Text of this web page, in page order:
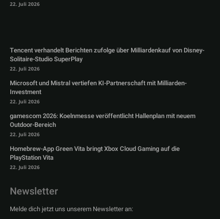
22. Juli 2026
Tencent verhandelt Berichten zufolge über Milliardenkauf von Disney-
Solitaire-Studio SuperPlay
22. Juli 2026
Microsoft und Mistral vertiefen KI-Partnerschaft mit Milliarden-
Investment
22. Juli 2026
gamescom 2026: Koelnmesse veröffentlicht Hallenplan mit neuem
Outdoor-Bereich
22. Juli 2026
Homebrew-App Green Vita bringt Xbox Cloud Gaming auf die
PlayStation Vita
22. Juli 2026
Newsletter
Melde dich jetzt uns unserem Newsletter an: